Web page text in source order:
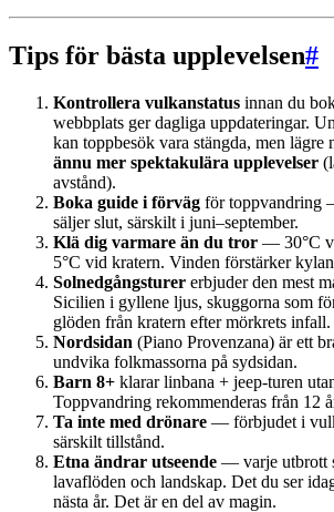
Tips för bästa upplevelsen#
Kontrollera vulkanstatus innan du
webbplats ger dagliga uppdateringar.
kan toppbesök vara stängda, men lägre
ännu mer spektakulära upplevelser
avstånd).
Boka guide i förväg för toppvandring
säljer slut, särskilt i juni–september.
Klä dig varmare än du tror — 30°C
5°C vid kratern. Vinden förstärker
Solnedgångsturer erbjuder den mest
Sicilien i gyllene ljus, skuggorna som
glöden från kratern efter mörkrets infall.
Nordsidan (Piano Provenzana) är ett
undvika folkmassorna på sydsidan.
Barn 8+ klarar linbana + jeep-turen
Toppvandring rekommenderas från 12
Ta inte med drönare — förbjudet i
särskilt tillstånd.
Etna ändrar utseende — varje utbrott
lavaflöden och landskap. Det du ser
nästa år. Det är en del av magin.